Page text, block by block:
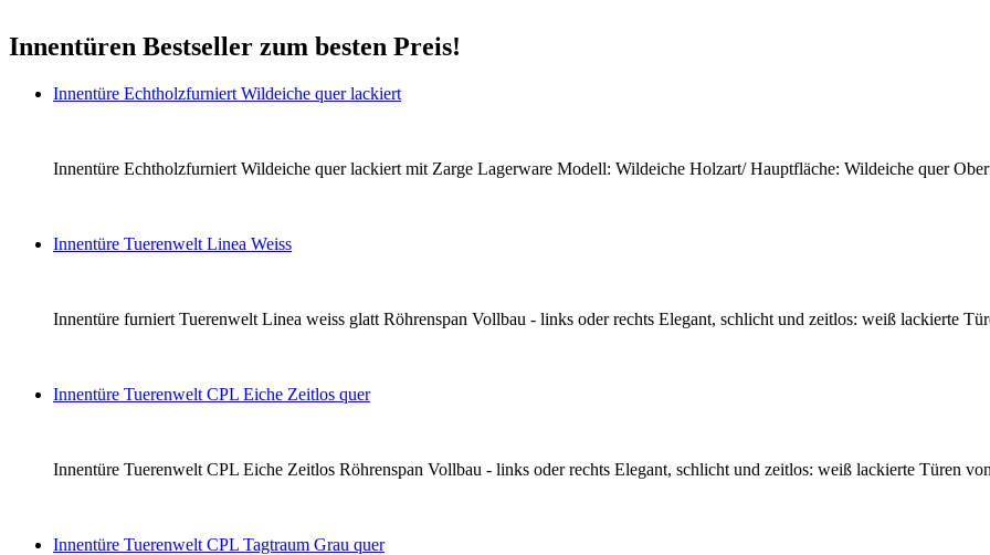
Innentüren Bestseller zum besten Preis!
Innentüre Echtholzfurniert Wildeiche quer lackiert
Innentüre Echtholzfurniert Wildeiche quer lackiert mit Zarge Lagerware Modell: Wildeiche Holzart/ Hauptfläche: Wildeiche quer
Innentüre Tuerenwelt Linea Weiss
Innentüre furniert Tuerenwelt Linea weiss glatt Röhrenspan Vollbau - links oder rechts Elegant, schlicht und zeitlos: weiß lackierte
Innentüre Tuerenwelt CPL Eiche Zeitlos quer
Innentüre Tuerenwelt CPL Eiche Zeitlos Röhrenspan Vollbau - links oder rechts Elegant, schlicht und zeitlos: weiß lackierte Türen
Innentüre Tuerenwelt CPL Tagtraum Grau quer